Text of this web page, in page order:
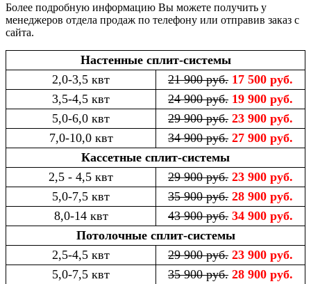
Более подробную информацию Вы можете получить у
менеджеров отдела продаж по телефону или отправив заказ с
сайта.
Настенные сплит-системы
2,0-3,5 квт
21 900 руб. 17 500 руб.
3,5-4,5 квт
24 900 руб. 19 900 руб.
5,0-6,0 квт
29 900 руб. 23 900 руб.
7,0-10,0 квт
34 900 руб. 27 900 руб.
Кассетные сплит-системы
2,5 - 4,5 квт
29 900 руб. 23 900 руб.
5,0-7,5 квт
35 900 руб. 28 900 руб.
8,0-14 квт
43 900 руб. 34 900 руб.
Потолочные сплит-системы
2,5-4,5 квт
29 900 руб. 23 900 руб.
5,0-7,5 квт
35 900 руб. 28 900 руб.